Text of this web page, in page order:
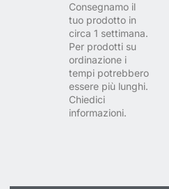
Consegnamo il
tuo prodotto in
circa 1 settimana.
Per prodotti su
ordinazione i
tempi potrebbero
essere più lunghi.
Chiedici
informazioni.